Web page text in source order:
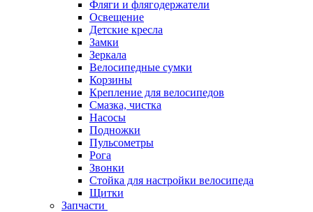
Фляги и флягодержатели
Освещение
Детские кресла
Замки
Зеркала
Велосипедные сумки
Корзины
Крепление для велосипедов
Смазка, чистка
Насосы
Подножки
Пульсометры
Рога
Звонки
Стойка для настройки велосипеда
Щитки
Запчасти